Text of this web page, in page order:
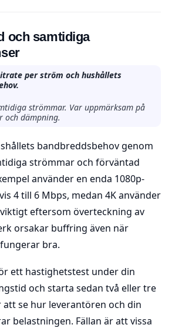
och samtidiga
per ström och hushållets
strömmar. Var uppmärksam på
och dämpning.
bandbreddsbehov genom
strömmar och förväntad
använder en enda 1080p-
4 till 6 Mbps, medan 4K använder
eftersom överteckning av
orsakar buffring även när
bra.
ett hastighetstest under din
och starta sedan två eller tre
se hur leverantören och din
belastningen. Fällan är att vissa